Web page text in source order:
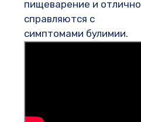
пищеварение и отлично
справляются с
симптомами булимии.